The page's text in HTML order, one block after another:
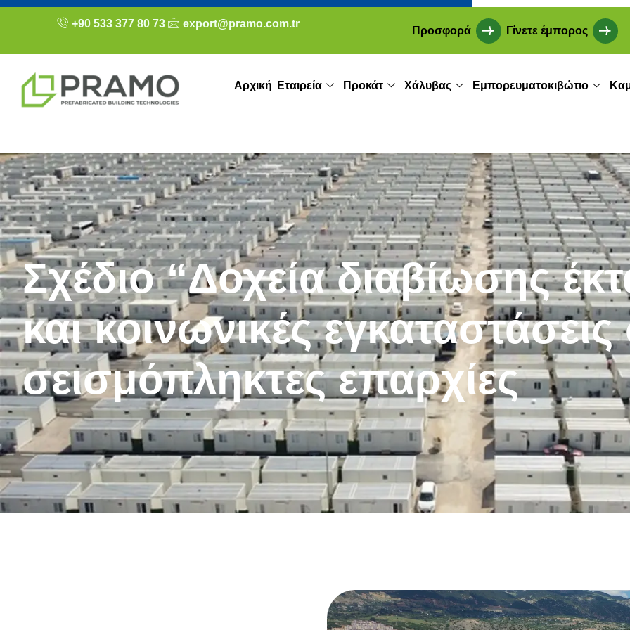
+90 533 377 80 73 export@pramo.com.tr
Προσφορά Γίνετε έμπορος
Αρχική Εταιρεία Προκάτ Χάλυβας Εμπορευματοκιβώτιο
Σχέδιο “Δοχεία διαβίωσης
και κοινωνικές εγκαταστάσεις
σεισμόπληκτες επαρχίες